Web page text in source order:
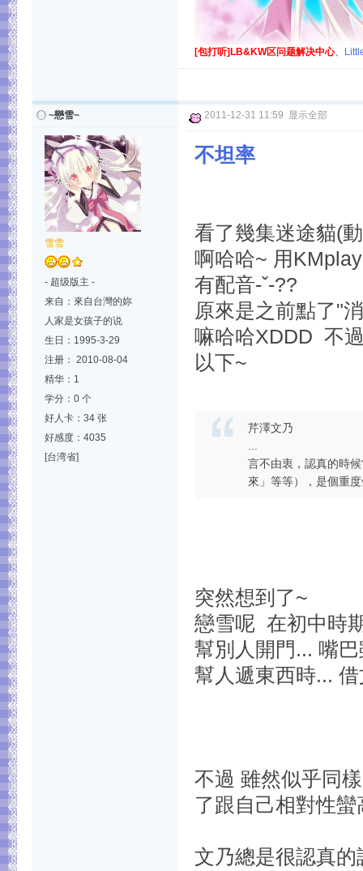
[包打听]LB&KW区问题解决中心、
~戀雪~
雪雪
- 超级版主 -
来自：來自台灣的妳
人家是女孩子的说
生日：1995-3-29
注册： 2010-08-04
精华：1
学分：0 个
好人卡：34 张
好感度：4035
[台湾省]
2011-12-31 11:59 显示全部
不坦率
看了幾集迷途貓(
啊哈哈~ 用
有配音-ˇ-??
原來是之前點了"
嘛哈哈XDDD 不
以下~
芹澤文乃
...
言不由衷，認真的時
來」等等），是個重
突然想到了~
戀雪呢 在初中時
幫別人開門... 嘴
幫人遞東西時...
不過 雖然似乎同
了跟自己相對性
文乃總是很認真